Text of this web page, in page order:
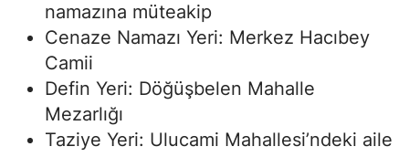
namazına müteakip
Cenaze Namazı Yeri: Merkez Hacıbey
Camii
Defin Yeri: Döğüşbelen Mahalle
Mezarlığı
Taziye Yeri: Ulucami Mahallesi’ndeki aile